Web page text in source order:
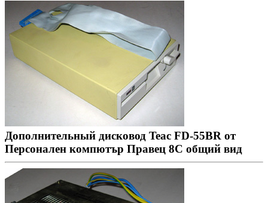
Дополнительный дисковод Teac FD-55BR от
Персонален компютър Правец 8С общий вид